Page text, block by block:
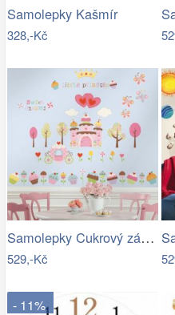
Samolepky Kašmír
328,-Kč
Samolepky Cukrový zámek - Sladkosti
529,-Kč
- 11%